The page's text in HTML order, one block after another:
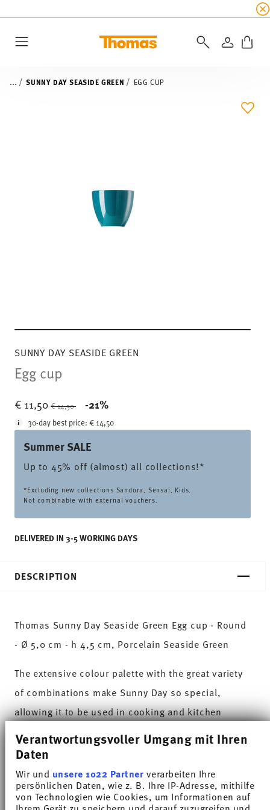
Verantwortungsvoller Umgang mit Ihren
Daten
Wir und unsere 1022 Partnerverarbeiten Ihre
persönlichen Daten, wie z. B. Ihre IP-Adresse, mithilfe
von Technologien wie Cookies, um Informationen auf
☀️ Up to 45% discount on all
LOGIN
... SUNNY DAY SEASIDE GREEN EGG CUP
SUNNY DAY SEASIDE GREEN
Egg cup
€ 11,50 Price reduced from
€ 14,50 -21%
30-day best price:€ 14,50
Summer SALE
Up to 45% off (almost) all collections!*
*Excluding new collections Sandora, Sensai, Kids.
Not combinable with external vouchers.
DELIVERED IN 3-5 WORKING DAYS
ADD
DESCRIPTION
Thomas Sunny Day Seaside Green Egg cup - Round
- Ø 5,0 cm - h 4,5 cm, Porcelain Seaside Green
The extensive colour palette with the great variety
of combinations make Sunny Day so special,
allowing it to be used in cooking and kitchen
cheerful style ensures that every day is simply
unique.HAVE A SUNNY DAY!
Green tones remind us of long forest walks or the